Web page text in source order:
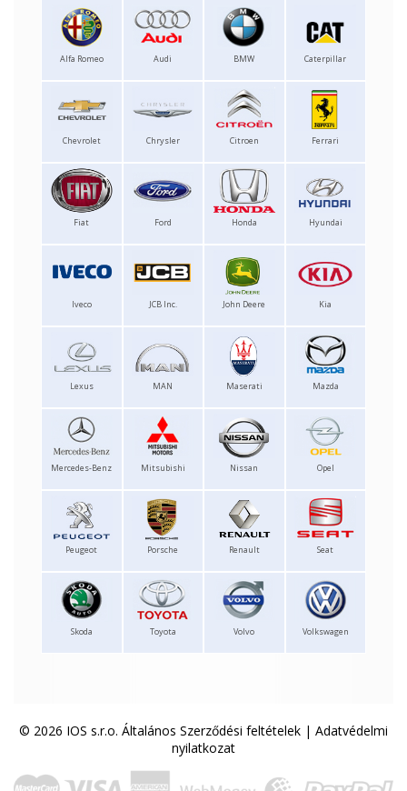
Alfa Romeo Audi BMW Caterpillar
Chevrolet Chrysler Citroen Ferrari
Fiat Ford Honda Hyundai
Iveco JCB Inc. John Deere Kia
Lexus MAN Maserati Mazda
Mercedes-Benz Mitsubishi Nissan Opel
Peugeot Porsche Renault Seat
Skoda Toyota Volvo Volkswagen
© 2026 IOS s.r.o. Általános Szerződési feltételek | Adatvédelmi
nyilatkozat